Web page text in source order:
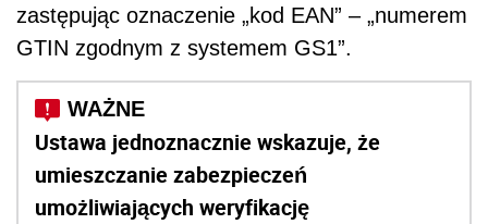
zastępując oznaczenie „kod EAN” – „numerem
GTIN zgodnym z systemem GS1”.
Ustawa jednoznacznie wskazuje, że
umieszczanie zabezpieczeń
umożliwiających weryfikację